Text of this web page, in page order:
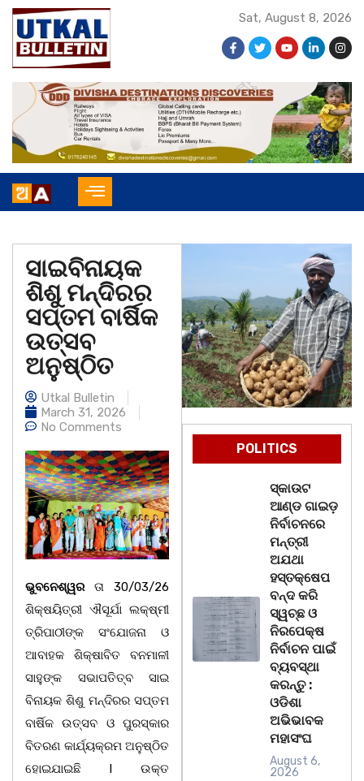
Sat, August 8, 2026
ସାଇବିନାୟକ
ଶିଶୁ ମନ୍ଦିରର
ସପ୍ତମ ବାର୍ଷିକ
ଉତ୍ସବ
ଅନୁଷ୍ଠିତ
Utkal Bulletin
March 31, 2026
No Comments
ଭୁବନେଶ୍ୱରତା 30/03/26
ଶିକ୍ଷୟିତ୍ରୀ ଐସୂର୍ଯା ଲକ୍ଷ୍ମୀ
ତ୍ରିପାଠୀଙ୍କ ସଂଯୋଜନା ଓ
ଆବାହକ ଶିକ୍ଷାବିତ ବନମାଳୀ
ସାହୁଙ୍କ ସଭାପତିତ୍ବ ସାଇ
ବିନାୟକ ଶିଶୁ ମନ୍ଦିରର ସପ୍ତମ
ବାର୍ଷିକ ଉତ୍ସବ ଓ ପୁରସ୍କାର
ବିତରଣ କାର୍ଯ୍ୟକ୍ରମ ଅନୁଷ୍ଠିତ
ହୋଇଯାଇଛି l ଉକ୍ତ
POLITICS
ସ୍କାଉଟ
ଆଣ୍ଡ ଗାଇଡ଼
ନିର୍ବାଚନରେ
ମନ୍ତ୍ରୀ
ଅଯଥା
ହସ୍ତକ୍ଷେପ
ବନ୍ଦ କରି
ସ୍ୱଚ୍ଛ ଓ
ନିରପେକ୍ଷ
ନିର୍ବାଚନ ପାଇଁ
ବ୍ୟବସ୍ଥା
କରନ୍ତୁ :
ଓଡିଶା
ଅଭିଭାବକ
ମହାସଂଘ
August 6,
2026